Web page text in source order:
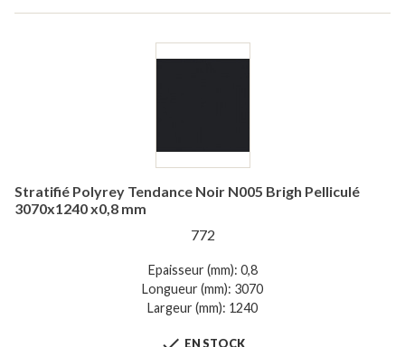
Stratifié Polyrey Tendance Noir N005 Brigh Pelliculé
3070x1240 x0,8 mm
772
Epaisseur (mm): 0,8
Longueur (mm): 3070
Largeur (mm): 1240
EN STOCK